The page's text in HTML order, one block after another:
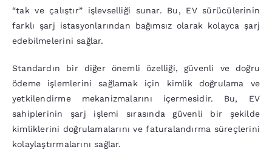
“tak ve çalıştır” işlevselliği sunar. Bu, EV sürücülerinin
farklı şarj istasyonlarından bağımsız olarak kolayca şarj
edebilmelerini sağlar.
Standardın bir diğer önemli özelliği, güvenli ve doğru
ödeme işlemlerini sağlamak için kimlik doğrulama ve
yetkilendirme mekanizmalarını içermesidir. Bu, EV
sahiplerinin şarj işlemi sırasında güvenli bir şekilde
kimliklerini doğrulamalarını ve faturalandırma süreçlerini
kolaylaştırmalarını sağlar.